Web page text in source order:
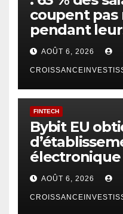
coupent
pendant
AOÛT 6, 2026
FINTECH
Bybit EU
électronique
AOÛT 6, 2026